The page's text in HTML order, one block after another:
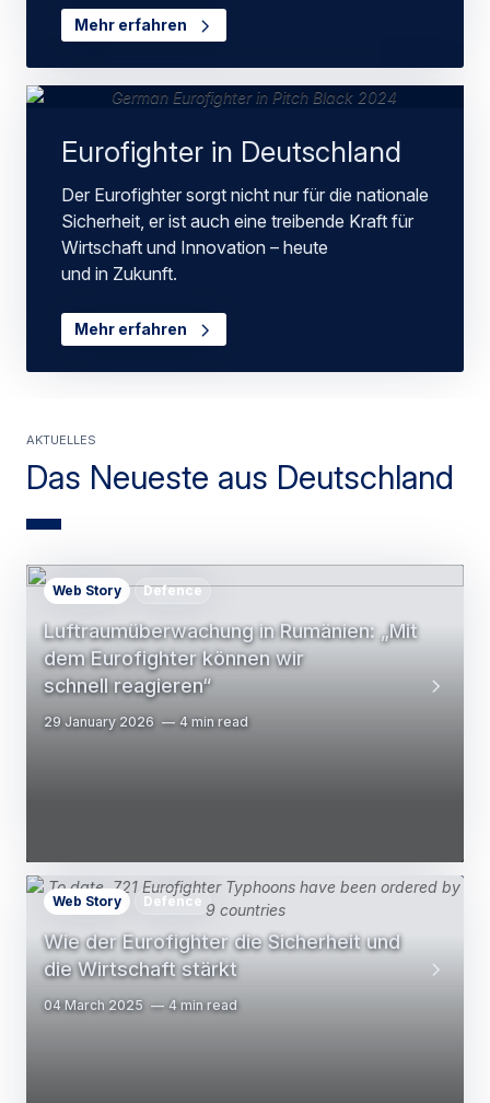
Mehr erfahren
Eurofighter in Deutschland
Der Eurofighter sorgt nicht nur für die nationale
Sicherheit, er ist auch eine treibende Kraft für
Wirtschaft und Innovation – heute
und in Zukunft.
Mehr erfahren
Das Neueste aus Deutschland
Aktuelles
Luftraumüberwachung in Rumänien: „Mit
dem Eurofighter können wir
schnell reagieren“
Web Story Defence
29 January 2026 4 min read
Wie der Eurofighter die Sicherheit und
die Wirtschaft stärkt
Web Story Defence
04 March 2025 4 min read